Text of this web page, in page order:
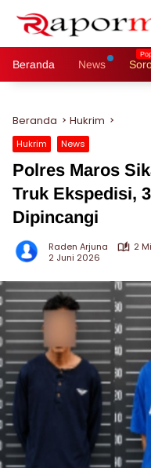
Beranda News
Beranda Hukrim
Hukrim News
Polres Maros
Truk Ekspedisi,
Dipincangi
Raden Arjuna
2
2 Juni 2026